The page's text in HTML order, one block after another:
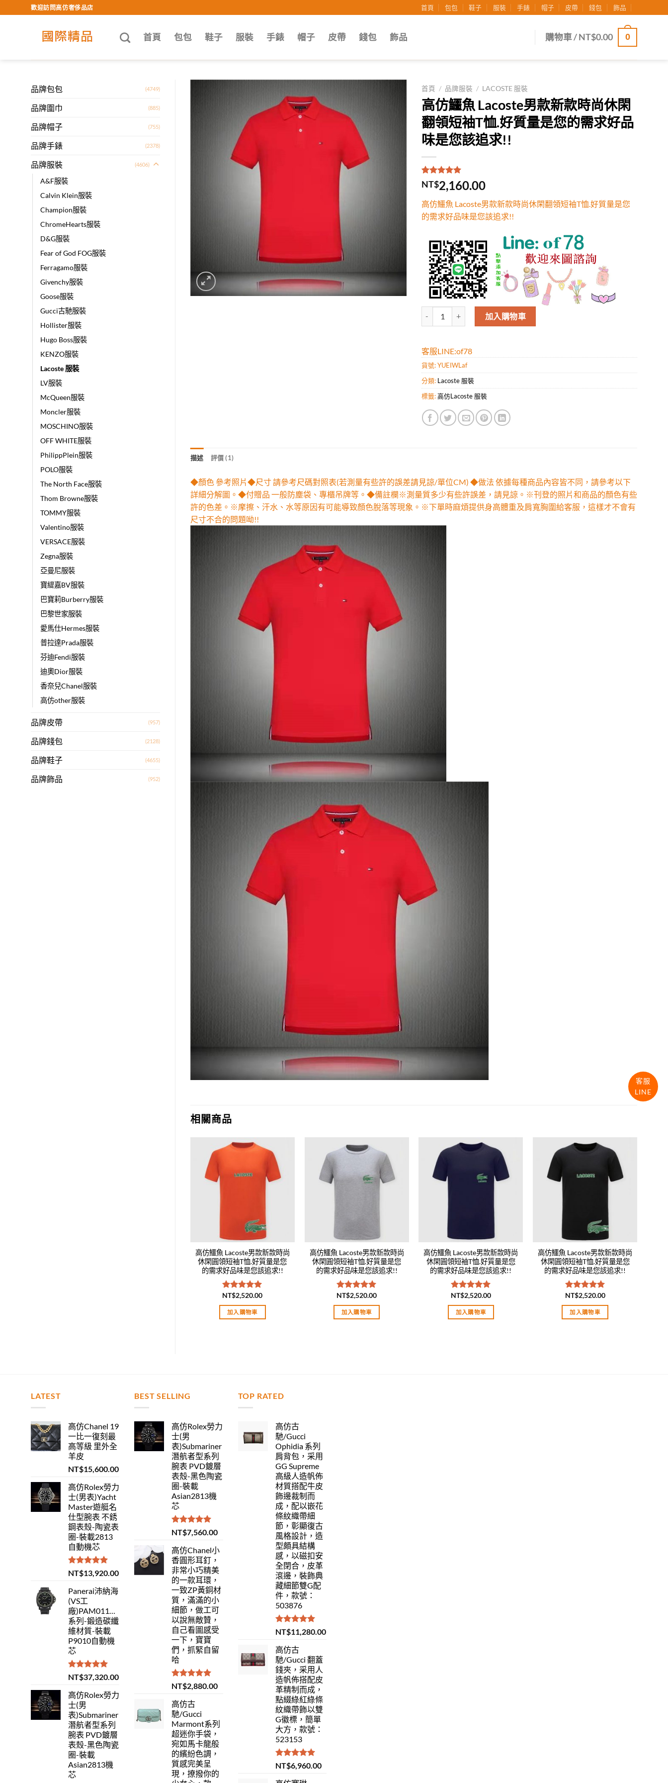
to
歡迎訪問高仿奢侈品店 首頁 包包 鞋子 服裝 手錶 帽子 皮帶 錢包 飾品
首頁 包包 鞋子 服裝 手錶 帽子 皮帶 錢包 飾品 購物車 /NT$0.00 0
品牌包包 (4749)
品牌圍巾 (885)
品牌帽子 (755)
品牌手錶 (2378)
品牌服裝 (4606)
A&F服裝
Calvin Klein服裝
Champion服裝
ChromeHearts服裝
D&G服裝
Fear of God FOG服裝
Ferragamo服裝
Givenchy服裝
Goose服裝
Gucci古馳服裝
Hollister服裝
Hugo Boss服裝
KENZO服裝
Lacoste 服裝
LV服裝
McQueen服裝
Moncler服裝
MOSCHINO服裝
OFF WHITE服裝
PhilippPlein服裝
POLO服裝
The North Face服裝
Thom Browne服裝
TOMMY服裝
Valentino服裝
VERSACE服裝
Zegna服裝
亞曼尼服裝
寶緹嘉BV服裝
巴寶莉Burberry服裝
巴黎世家服裝
愛馬仕Hermes服裝
普拉達Prada服裝
芬迪Fendi服裝
迪奧Dior服裝
香奈兒Chanel服裝
高仿other服裝
品牌皮帶 (957)
品牌錢包 (2128)
品牌鞋子 (4655)
品牌飾品 (952)
首頁 / 品牌服裝 / LACOSTE 服裝
高仿鱷魚 Lacoste男款新款時尚休閑
翻領短袖T恤.好質量是您的需求好品
味是您該追求!!
評分5.00 /
5，已有
1
位
分
NT$2,160.00
高仿鱷魚 Lacoste男款新款時尚休閑翻領短袖T恤.好質量是您
的需求好品味是您該追求!!
高仿鱷魚 Lacoste男款新款時尚休閑翻領短袖T恤.好質量是您的需求好品味是您
加入購物車
客服LINE:of78
貨號:YUEIWLaf
分類: Lacoste 服裝
標籤:高仿Lacoste 服裝
描述 評價 (1)
◆顏色 參考照片◆尺寸 請參考尺碼對照表(若測量有些許的誤差請見諒/單位CM) ◆做法 依據每種商品內容皆不同，請參考以下
詳細分解圖。◆付贈品 一般防塵袋、專櫃吊牌等。◆備註欄※測量質多少有些許誤差，請見諒。※刊登的照片和商品的顏色有些
許的色差。※摩擦、汗水、水等原因有可能導致顏色脫落等現象。※下單時麻煩提供身高體重及肩寬胸圍給客服，這樣才不會有
尺寸不合的問題呦!!
相關商品
Add to
wishlist
高仿鱷魚 Lacoste男款新款時尚
休閑圓領短袖T恤.好質量是您
的需求好品味是您該追求!!
評分5.00
滿分 5
NT$2,520.00
加入購物車
Add to
wishlist
高仿鱷魚 Lacoste男款新款時尚
休閑圓領短袖T恤.好質量是您
的需求好品味是您該追求!!
評分5.00
滿分 5
NT$2,520.00
加入購物車
Add to
wishlist
高仿鱷魚 Lacoste男款新款時尚
休閑圓領短袖T恤.好質量是您
的需求好品味是您該追求!!
評分5.00
滿分 5
NT$2,520.00
加入購物車
Add to
wishlist
高仿鱷魚 Lacoste男款新款時尚
休閑圓領短袖T恤.好質量是您
的需求好品味是您該追求!!
評分5.00
滿分 5
NT$2,520.00
加入購物車
LATEST
高仿Chanel 19
一比一復刻最
高等級 里外全
羊皮
NT$15,600.00
高仿Rolex勞力
士(男表)Yacht
Master遊艇名
仕型腕表 不銹
鋼表殼-陶瓷表
圈-裝載2813
自動機芯
評分5.00
滿分 5
NT$13,920.00
Panerai沛納海
(VS工
廠)PAM01118Luminor
系列-鍛造碳纖
維材質-裝載
P9010自動機
芯
評分5.00
滿分 5
NT$37,320.00
高仿Rolex勞力
士(男
表)Submariner
潛航者型系列
腕表 PVD鍍層
表殼-黑色陶瓷
圈-裝載
Asian2813機
芯
BEST SELLING
高仿Rolex勞力
士(男
表)Submariner
潛航者型系列
腕表 PVD鍍層
表殼-黑色陶瓷
圈-裝載
Asian2813機
芯
評分 5.00
滿分 5
NT$7,560.00
高仿Chanel小
香圓形耳釘，
非常小巧精美
的一款耳環，
一致ZP黃銅材
質，滿滿的小
細節，做工可
以說無敵贊，
自己看圖感受
一下，寶寶
們，抓緊自留
哈
評分 5.00
滿分 5
NT$2,880.00
高仿古
馳/Gucci
Marmont系列
超迷你手袋，
宛如馬卡龍般
的繽紛色調，
質感完美呈
現，撩撥你的
TOP RATED
高仿古
馳/Gucci
Ophidia 系列
肩背包，采用
GG Supreme
高級人造帆佈
材質搭配牛皮
飾邊裁制而
成，配以嵌花
條紋織帶細
節，彰顯復古
風格設計，造
型頗具結構
感，以磁扣安
全閉合，皮革
滾邊，裝飾典
藏細節雙G配
件，款號：
503876
評分5.00
滿分 5
NT$11,280.00
高仿古
馳/Gucci 翻蓋
錢夾，采用人
造帆佈搭配皮
革精制而成，
點綴綠紅綠條
紋織帶飾以雙
G徽標，簡單
大方，款號：
523153
評分5.00
滿分 5
NT$6,960.00
客服
LINE